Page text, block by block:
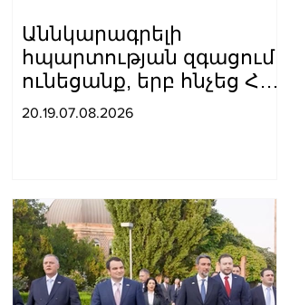
Աննկարագրելի
հպարտության զգացում
ունեցանք, երբ հնչեց ՀՀ
օրհներգը, ու
հունահռոմեական և
ազատ ոճի ըմբշամարտի
պատանեկան
հավաքականների
անդամներին
20.19.07.08.2026